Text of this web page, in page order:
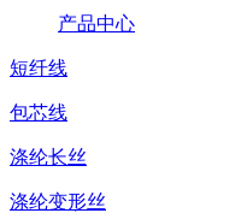
产品中心
短纤线
包芯线
涤纶长丝
涤纶变形丝